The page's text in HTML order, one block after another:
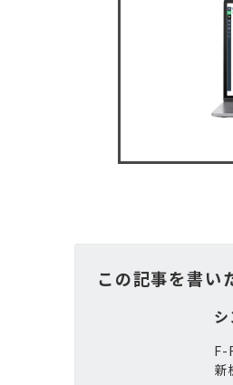
この記事を書い
F-
新